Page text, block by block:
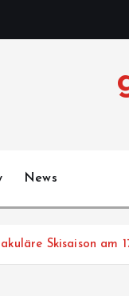
News
Skisaison am